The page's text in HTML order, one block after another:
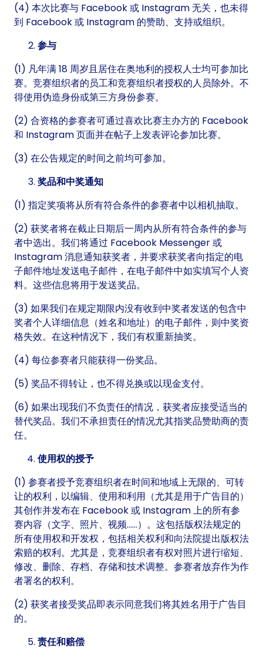
(4) 本次比赛与 Facebook 或 Instagram 无关，也未得
到 Facebook 或 Instagram 的赞助、支持或组织。
参与
(1) 凡年满 18 周岁且居住在奥地利的授权人士均可参加比
赛。竞赛组织者的员工和竞赛组织者授权的人员除外。不
得使用伪造身份或第三方身份参赛。
(2) 合资格的参赛者可通过喜欢比赛主办方的 Facebook
和 Instagram 页面并在帖子上发表评论参加比赛。
(3) 在公告规定的时间之前均可参加。
奖品和中奖通知
(1) 指定奖项将从所有符合条件的参赛者中以相机抽取。
(2) 获奖者将在截止日期后一周内从所有符合条件的参与
者中选出。我们将通过 Facebook Messenger 或
Instagram 消息通知获奖者，并要求获奖者向指定的电
子邮件地址发送电子邮件，在电子邮件中如实填写个人资
料。这些信息将用于发送奖品。
(3) 如果我们在规定期限内没有收到中奖者发送的包含中
奖者个人详细信息（姓名和地址）的电子邮件，则中奖资
格失效。在这种情况下，我们有权重新抽奖。
(4) 每位参赛者只能获得一份奖品。
(5) 奖品不得转让，也不得兑换或以现金支付。
(6) 如果出现我们不负责任的情况，获奖者应接受适当的
替代奖品。我们不承担责任的情况尤其指奖品赞助商的责
任。
使用权的授予
(1) 参赛者授予竞赛组织者在时间和地域上无限的、可转
让的权利，以编辑、使用和利用（尤其是用于广告目的）
其创作并发布在 Facebook 或 Instagram 上的所有参
赛内容（文字、照片、视频……）。这包括版权法规定的
所有使用权和开发权，包括相关权利和向法院提出版权法
索赔的权利。尤其是，竞赛组织者有权对照片进行缩短、
修改、删除、存档、存储和技术调整。参赛者放弃作为作
者署名的权利。
(2) 获奖者接受奖品即表示同意我们将其姓名用于广告目
的。
责任和赔偿